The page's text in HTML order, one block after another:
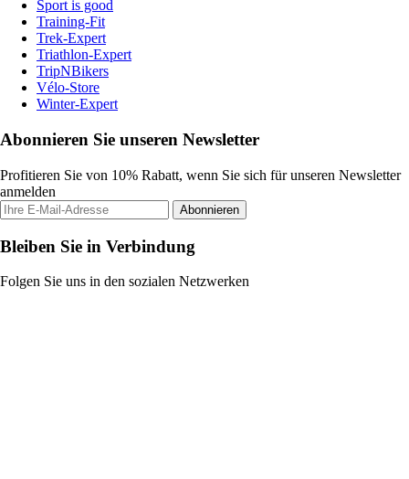
Sport is good
Training-Fit
Trek-Expert
Triathlon-Expert
TripNBikers
Vélo-Store
Winter-Expert
Abonnieren Sie unseren Newsletter
Profitieren Sie von 10% Rabatt, wenn Sie sich für unseren Newsletter
anmelden
Abonnieren
Bleiben Sie in Verbindung
Folgen Sie uns in den sozialen Netzwerken